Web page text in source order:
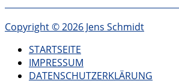
Copyright © 2026 Jens Schmidt
STARTSEITE
IMPRESSUM
DATENSCHUTZERKLÄRUNG